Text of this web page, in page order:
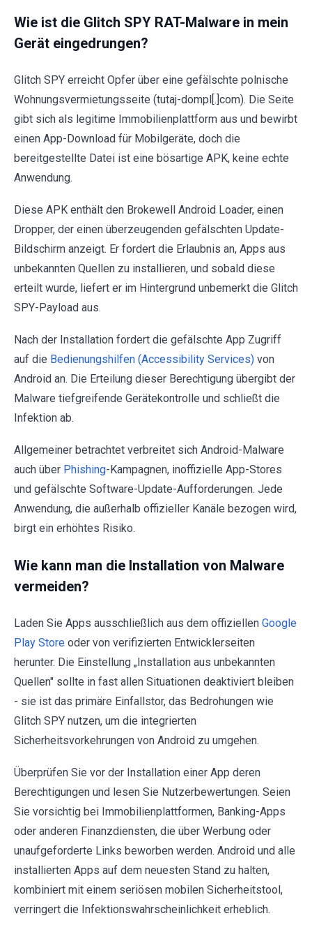
Wie ist die Glitch SPY RAT-Malware in mein
Gerät eingedrungen?
Glitch SPY erreicht Opfer über eine gefälschte polnische
Wohnungsvermietungsseite (tutaj-dompl[.]com). Die Seite
gibt sich als legitime Immobilienplattform aus und bewirbt
einen App-Download für Mobilgeräte, doch die
bereitgestellte Datei ist eine bösartige APK, keine echte
Anwendung.
Diese APK enthält den Brokewell Android Loader, einen
Dropper, der einen überzeugenden gefälschten Update-
Bildschirm anzeigt. Er fordert die Erlaubnis an, Apps aus
unbekannten Quellen zu installieren, und sobald diese
erteilt wurde, liefert er im Hintergrund unbemerkt die Glitch
SPY-Payload aus.
Nach der Installation fordert die gefälschte App Zugriff
auf die Bedienungshilfen (Accessibility Services) von
Android an. Die Erteilung dieser Berechtigung übergibt der
Malware tiefgreifende Gerätekontrolle und schließt die
Infektion ab.
Allgemeiner betrachtet verbreitet sich Android-Malware
auch über Phishing-Kampagnen, inoffizielle App-Stores
und gefälschte Software-Update-Aufforderungen. Jede
Anwendung, die außerhalb offizieller Kanäle bezogen wird,
birgt ein erhöhtes Risiko.
Wie kann man die Installation von Malware
vermeiden?
Laden Sie Apps ausschließlich aus dem offiziellen Google
Play Store oder von verifizierten Entwicklerseiten
herunter. Die Einstellung „Installation aus unbekannten
Quellen" sollte in fast allen Situationen deaktiviert bleiben
- sie ist das primäre Einfallstor, das Bedrohungen wie
Glitch SPY nutzen, um die integrierten
Sicherheitsvorkehrungen von Android zu umgehen.
Überprüfen Sie vor der Installation einer App deren
Berechtigungen und lesen Sie Nutzerbewertungen. Seien
Sie vorsichtig bei Immobilienplattformen, Banking-Apps
oder anderen Finanzdiensten, die über Werbung oder
unaufgeforderte Links beworben werden. Android und alle
installierten Apps auf dem neuesten Stand zu halten,
kombiniert mit einem seriösen mobilen Sicherheitstool,
verringert die Infektionswahrscheinlichkeit erheblich.